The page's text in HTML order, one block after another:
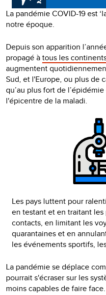
La pandémie COVID-19 est
notre époque.
Depuis son apparition
propagé àtous les
augmentent
Sud, et l'Europe, ou plus de
qu’au plus fort de
l'épicentre de la maladi.
Les pays luttent pour
en testant et en traitant
contacts, en limitant les
quarantaines et en
les événements sportifs,
La pandémie se déplace
pourrait s'écraser sur les
moins capables de faire face.